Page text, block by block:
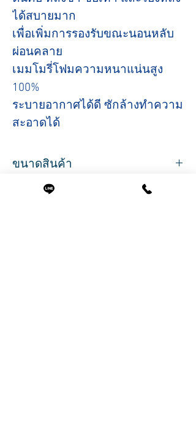
ได้สบายมาก
เพื่อเพิ่มการรองรับขณะนอนหลับ
ผ่อนคลาย
เมมโมรี่โฟมความหนาแน่นสูง
100%
ระบายอากาศได้ดี ซักล้างทำความ
สะอาดได้
ขนาดสินค้า
กว้าง 17 ซ.ม.